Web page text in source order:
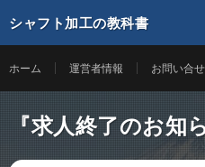
シャフト加工の教科書
ホーム 運営者情報 お問い合せ
『求人終了のお知